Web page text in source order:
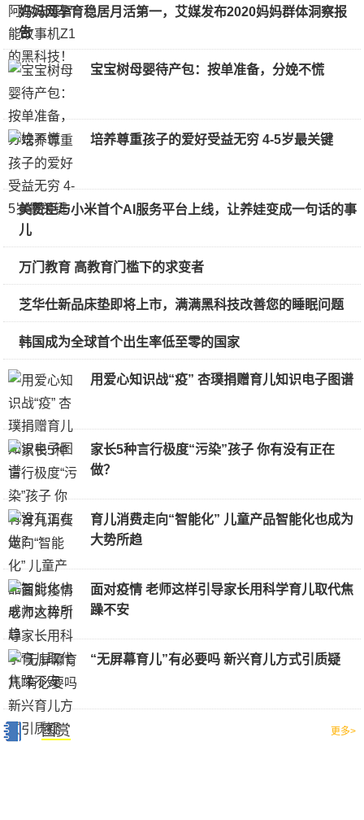
妈妈网孕育稳居月活第一，艾媒发布2020妈妈群体洞察报
告
宝宝树母婴待产包：按单准备，分娩不慌
培养尊重孩子的爱好受益无穷 4-5岁最关键
美赞臣与小米首个AI服务平台上线，让养娃变成一句话的事
儿
万门教育 高教育门槛下的求变者
芝华仕新品床垫即将上市，满满黑科技改善您的睡眠问题
韩国成为全球首个出生率低至零的国家
用爱心知识战“疫” 杏璞捐赠育儿知识电子图谱
家长5种言行极度“污染”孩子 你有没有正在
做？
育儿消费走向“智能化” 儿童产品智能化也成为
大势所趋
面对疫情 老师这样引导家长用科学育儿取代焦
躁不安
“无屏幕育儿”有必要吗 新兴育儿方式引质疑
图赏 更多>